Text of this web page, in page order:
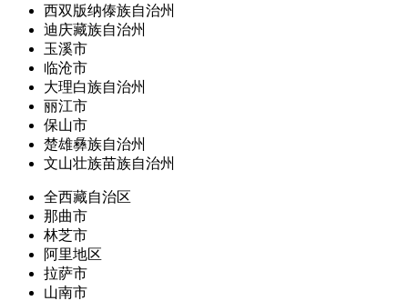
西双版纳傣族自治州
迪庆藏族自治州
玉溪市
临沧市
大理白族自治州
丽江市
保山市
楚雄彝族自治州
文山壮族苗族自治州
全西藏自治区
那曲市
林芝市
阿里地区
拉萨市
山南市